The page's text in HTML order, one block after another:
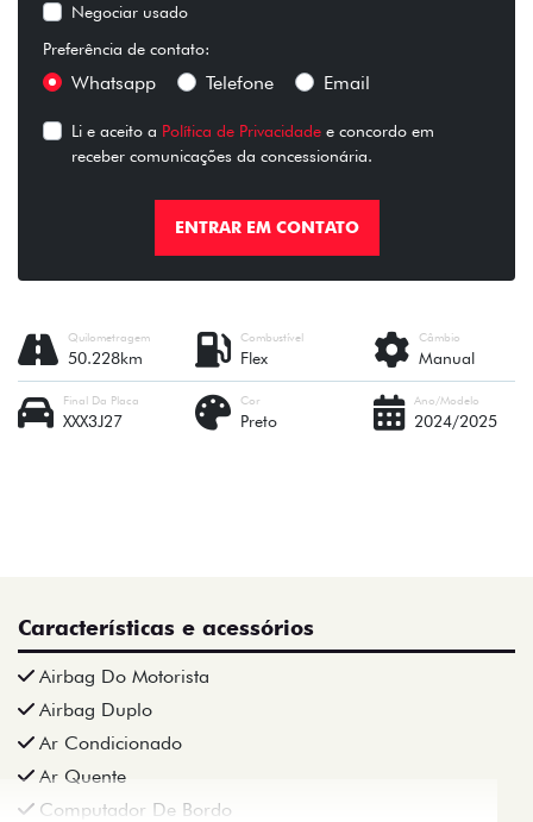
Negociar usado
Preferência de contato:
Whatsapp Telefone Email
Li e aceito a Política de Privacidade e concordo em
receber comunicações da concessionária.
ENTRAR EM CONTATO
Câmbio
Manual
Combustível
Flex
Quilometragem
50.228km
Ano/Modelo
2024/2025
Cor
Preto
Final Da Placa
XXX3J27
Características e acessórios
Airbag Do Motorista
Airbag Duplo
Ar Condicionado
Ar Quente
Computador De Bordo